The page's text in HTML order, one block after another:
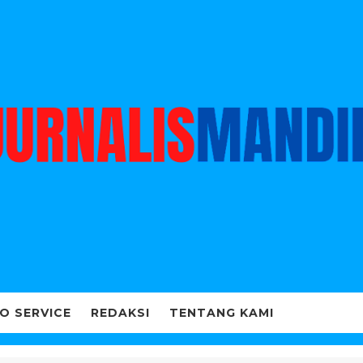
SERVICE REDAKSI TENTANG KAMI